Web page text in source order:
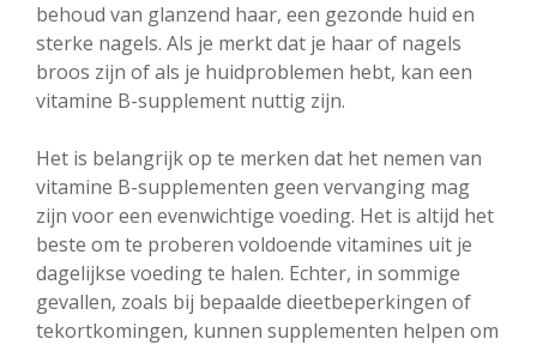
behoud van glanzend haar, een gezonde huid en
sterke nagels. Als je merkt dat je haar of nagels
broos zijn of als je huidproblemen hebt, kan een
vitamine B-supplement nuttig zijn.
Het is belangrijk op te merken dat het nemen van
vitamine B-supplementen geen vervanging mag
zijn voor een evenwichtige voeding. Het is altijd het
beste om te proberen voldoende vitamines uit je
dagelijkse voeding te halen. Echter, in sommige
gevallen, zoals bij bepaalde dieetbeperkingen of
tekortkomingen, kunnen supplementen helpen om